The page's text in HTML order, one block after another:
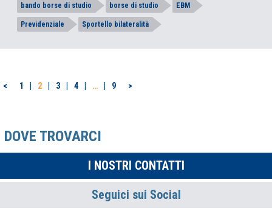
bando borse di studio borse di studio EBM
Previdenziale Sportello bilateralità
PAGINAZIONE
ARTICOLI
< 1 2 3 4 … 9 >
DOVE TROVARCI
I NOSTRI CONTATTI
Seguici sui Social